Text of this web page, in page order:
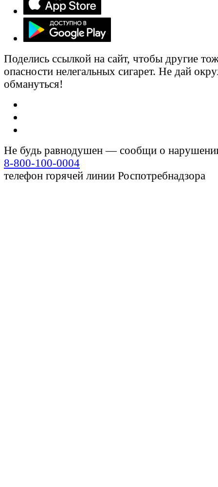
Поделись ссылкой на сайт, чтобы другие
опасности нелегальных сигарет. Не дай
обмануться!
Не будь равнодушен — сообщи о
8-800-100-0004
телефон горячей линии Роспотребнадзора